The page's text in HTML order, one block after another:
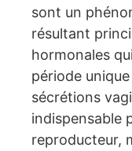
sont un
résultant
hormonales
période unique
sécrétions
indispensable
reproducteur,